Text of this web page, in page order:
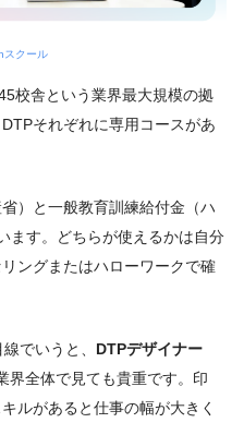
スクール
校舎という業界最大規模の拠
それぞれに専用コースがあ
）と一般教育訓練給付金（ハ
ます。どちらが使えるかは自分
ングまたはハローワークで確
でいうと、 DTPデザイナー
界全体で見ても貴重です。印
ルがあると仕事の幅が大きく